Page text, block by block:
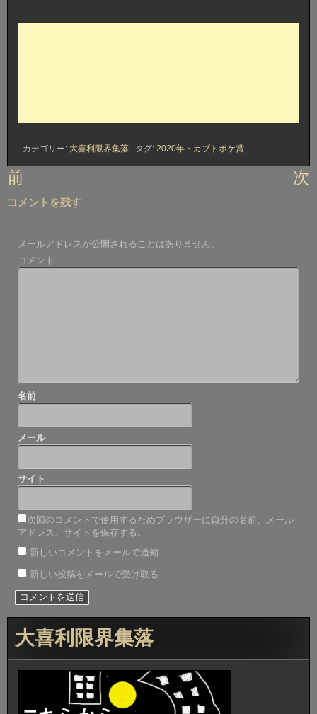
カテゴリー: 大喜利限界集落 タグ: 2020年 ・ カブトボケ賞
投
ナ
ゲ
ー
前 次
コメントを残す
メールアドレスが公開されることはありません。
コメント
名前
メール
サイト
次回のコメントで使用するためブラウザーに自分の名前、メール
アドレス、サイトを保存する。
新しいコメントをメールで通知
新しい投稿をメールで受け取る
大喜利限界集落